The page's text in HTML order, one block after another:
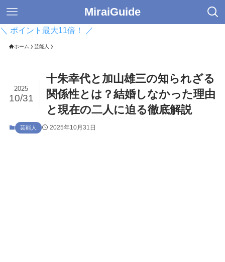
MiraiGuide
＼ ポイント最大11倍！ ／
ホーム 芸能人
十朱幸代と加山雄三の知られざる
関係性とは？結婚しなかった理由
と現在の二人に迫る徹底解説
2025
10/31
芸能人 2025年10月31日